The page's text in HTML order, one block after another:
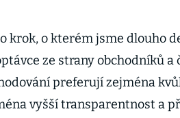
krok, o kterém jsme dlouho
ze strany obchodníků
preferují zejména
vyšší transparentnost a